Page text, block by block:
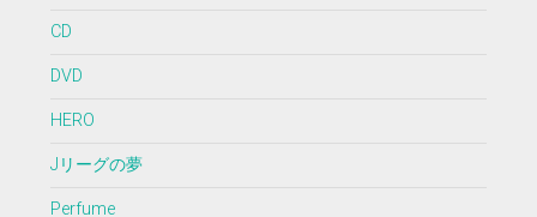
CD
DVD
HERO
Jリーグの夢
Perfume